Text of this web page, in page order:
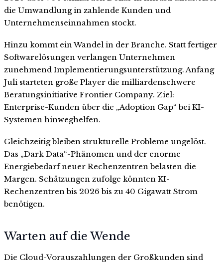
die Umwandlung in zahlende Kunden und
Unternehmenseinnahmen stockt.
Hinzu kommt ein Wandel in der Branche. Statt fertiger
Softwarelösungen verlangen Unternehmen
zunehmend Implementierungsunterstützung. Anfang
Juli starteten große Player die milliardenschwere
Beratungsinitiative Frontier Company. Ziel:
Enterprise-Kunden über die „Adoption Gap“ bei KI-
Systemen hinweghelfen.
Gleichzeitig bleiben strukturelle Probleme ungelöst.
Das „Dark Data“-Phänomen und der enorme
Energiebedarf neuer Rechenzentren belasten die
Margen. Schätzungen zufolge könnten KI-
Rechenzentren bis 2026 bis zu 40 Gigawatt Strom
benötigen.
Warten auf die Wende
Die Cloud-Vorauszahlungen der Großkunden sind